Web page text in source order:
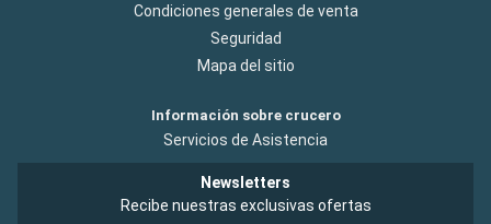
Condiciones generales de venta
Seguridad
Mapa del sitio
Información sobre crucero
Servicios de Asistencia
Newsletters
Recibe nuestras exclusivas ofertas